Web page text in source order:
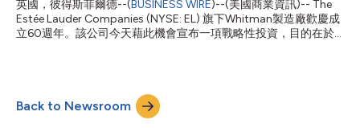
——來推薦最適合每個人的香氛。 這款專為Pinterest客製化的體
驗透過個人化的數位旅程，將Jo Malone London在香氛探索方面
的專業優勢生動呈現。在獲得使...
英國，彼得斯菲爾德--(BUSINESS WIRE)--(美國商業資訊)-- The
Estée Lauder Companies (NYSE: EL) 旗下Whitman製造廠歡慶成
立60週年。該公司今天藉此機會宣布一項戰略性投資，目的在於
施，負責生產Jo Malone London、Estée Lauder、Clinique和La
Mer等品牌的護膚及香水產品。該廠目前每年生產逾9000萬件產
品，銷往英國、歐洲及全球其他特定市場。 「Whitman廠在過去
Back to Newsroom